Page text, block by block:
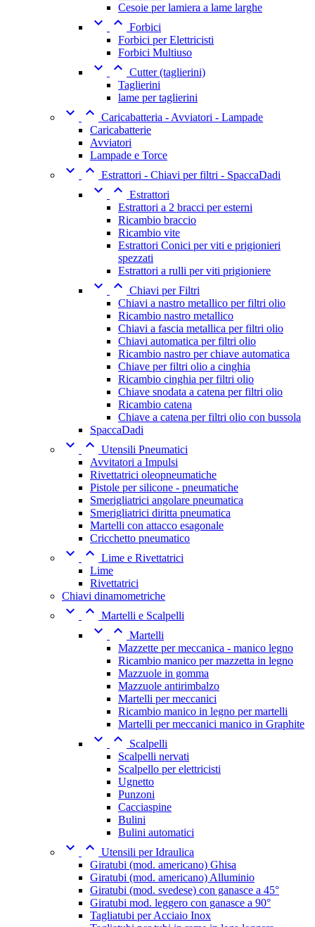
Cesoie per lamiera a lame larghe
  Forbici
Forbici per Elettricisti
Forbici Multiuso
  Cutter (taglierini)
Taglierini
lame per taglierini
  Caricabatteria - Avviatori - Lampade
Caricabatterie
Avviatori
Lampade e Torce
  Estrattori - Chiavi per filtri - SpaccaDadi
  Estrattori
Estrattori a 2 bracci per esterni
Ricambio braccio
Ricambio vite
Estrattori Conici per viti e prigionieri
spezzati
Estrattori a rulli per viti prigioniere
  Chiavi per Filtri
Chiavi a nastro metallico per filtri olio
Ricambio nastro metallico
Chiavi a fascia metallica per filtri olio
Chiavi automatica per filtri olio
Ricambio nastro per chiave automatica
Chiave per filtri olio a cinghia
Ricambio cinghia per filtri olio
Chiave snodata a catena per filtri olio
Ricambio catena
Chiave a catena per filtri olio con bussola
SpaccaDadi
  Utensili Pneumatici
Avvitatori a Impulsi
Rivettatrici oleopneumatiche
Pistole per silicone - pneumatiche
Smerigliatrici angolare pneumatica
Smerigliatrici diritta pneumatica
Martelli con attacco esagonale
Cricchetto pneumatico
  Lime e Rivettatrici
Lime
Rivettatrici
Chiavi dinamometriche
  Martelli e Scalpelli
  Martelli
Mazzette per meccanica - manico legno
Ricambio manico per mazzetta in legno
Mazzuole in gomma
Mazzuole antirimbalzo
Martelli per meccanici
Ricambio manico in legno per martelli
Martelli per meccanici manico in Graphite
 
Scalpelli
Scalpelli nervati
Scalpello per elettricisti
Ugnetto
Punzoni
Cacciaspine
Bulini
Bulini automatici
  Utensili per Idraulica
Giratubi (mod. americano) Ghisa
Giratubi (mod. americano) Alluminio
Giratubi (mod. svedese) con ganasce a 45°
Giratubi mod. leggero con ganasce a 90°
Tagliatubi per Acciaio Inox